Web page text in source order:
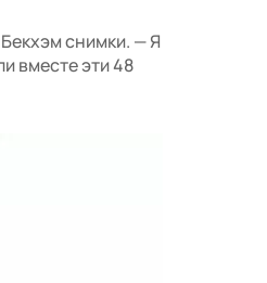
снимки. — Я
вместе эти 48